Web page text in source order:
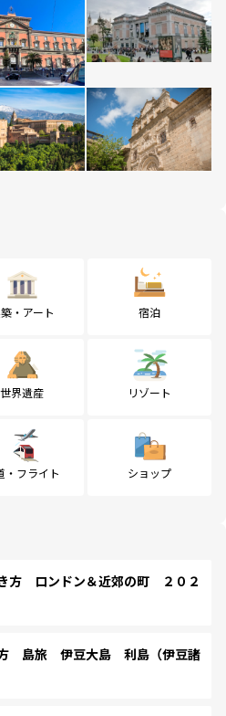
・アート 宿泊
世界遺産 リゾート
・フライト ショップ
方 ロンドン＆近郊の町 ２０２
島旅 伊豆大島 利島（伊豆諸